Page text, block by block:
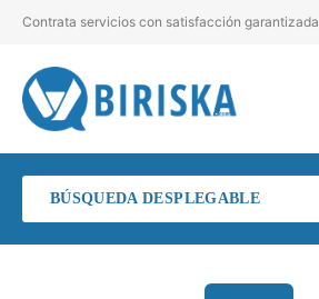
Contrata servicios con satisfacción garantizada
BÚSQUEDA DESPLEGABLE